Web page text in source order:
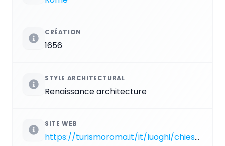
CRÉATION
1656
STYLE ARCHITECTURAL
Renaissance architecture
SITE WEB
https://turismoroma.it/it/luoghi/chiesa-di-santa-anastasia-al-palatino